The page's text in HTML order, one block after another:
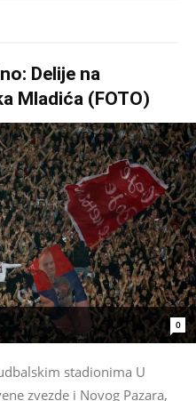
Delije na
Mladića (FOTO)
0
stadionima U
zvezde i Novog Pazara,